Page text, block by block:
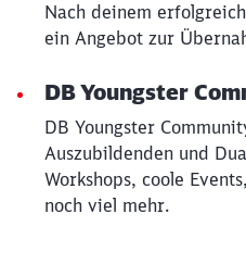
Nach deinem
ein Angebot zur
DB Youngster
DB Youngster
Auszubildenden und
Workshops, coole
noch viel mehr.